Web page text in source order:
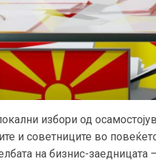
избори од
и советниците во
на бизнис-заедницата